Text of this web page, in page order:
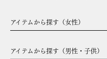
アイテムから探す（女性）
アイテムから探す（男性・子供）